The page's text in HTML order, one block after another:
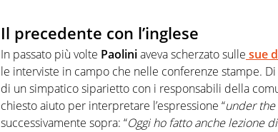
Il precedente con l’inglese
In passato più volte Paoliniaveva scherzato sulle sue
le interviste in campo che nelle conferenze stampe.
di un simpatico siparietto con i responsabili della
chiesto aiuto per interpretare l’espressione “under
successivamente sopra: “Oggi ho fatto anche lezione